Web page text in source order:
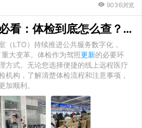
9036浏览
看：体检到底怎么查？2026年LTO线上/线下体检全攻略
（LTO）持续推进公共服务数字化，
大变革。体检作为驾照更新的必要环
方式。无论您选择便捷的线上远程医疗
机构，了解清楚体检流程和注意事项，
加顺利。